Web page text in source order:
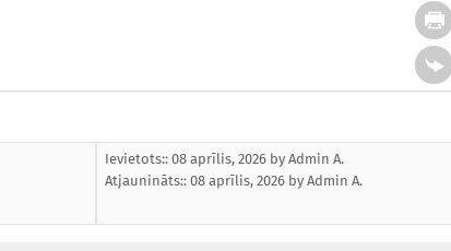
Ievietots:: 08 aprīlis, 2026 byAdmin A.
Atjaunināts::08 aprīlis, 2026 byAdmin A.